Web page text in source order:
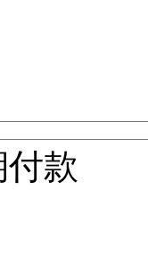
款